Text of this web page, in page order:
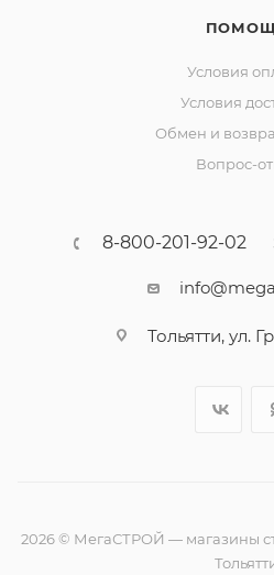
Условия
Условия
Обмен и
Вопрос-
8-800-201-92-02
Тольятти, ул.
2026 © МегаСТРОЙ — магазины